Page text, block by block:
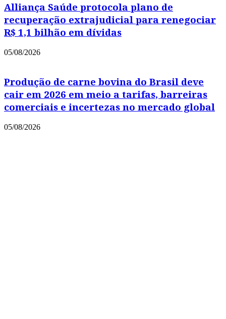
Alliança Saúde protocola plano de
recuperação extrajudicial para renegociar
R$ 1,1 bilhão em dívidas
05/08/2026
Produção de carne bovina do Brasil deve
cair em 2026 em meio a tarifas, barreiras
comerciais e incertezas no mercado global
05/08/2026